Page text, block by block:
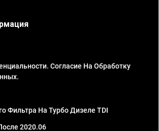
Согласие На Обработку
Фильтра На Турбо Дизеле TDI
2020.06